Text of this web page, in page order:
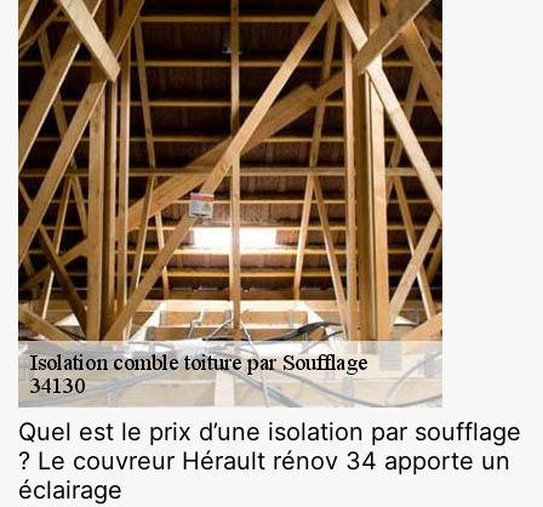
Quel est le prix d’une isolation par soufflage
? Le couvreur Hérault rénov 34 apporte un
éclairage